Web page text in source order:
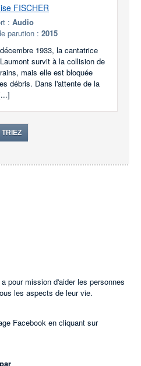
FISCHER
: Audio
parution : 2015
1933, la cantatrice
survit à la collision de
mais elle est bloquée
débris. Dans l'attente de la
TRIEZ
pour mission d'aider les personnes
les aspects de leur vie.
Facebook en cliquant sur